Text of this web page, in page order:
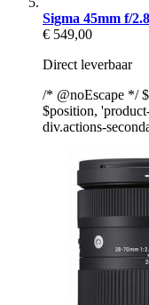
Sigma 45mm f/
€ 549,00
Direct leverbaar
/* @noEscape */
$position,
div.actions-